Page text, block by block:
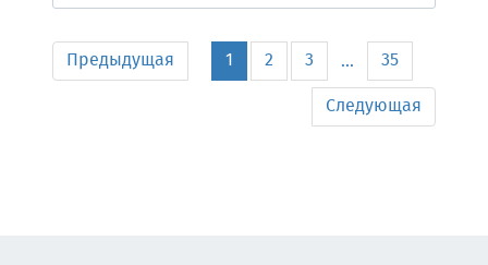
Предыдущая 1 2 3 ...
35
Следующая